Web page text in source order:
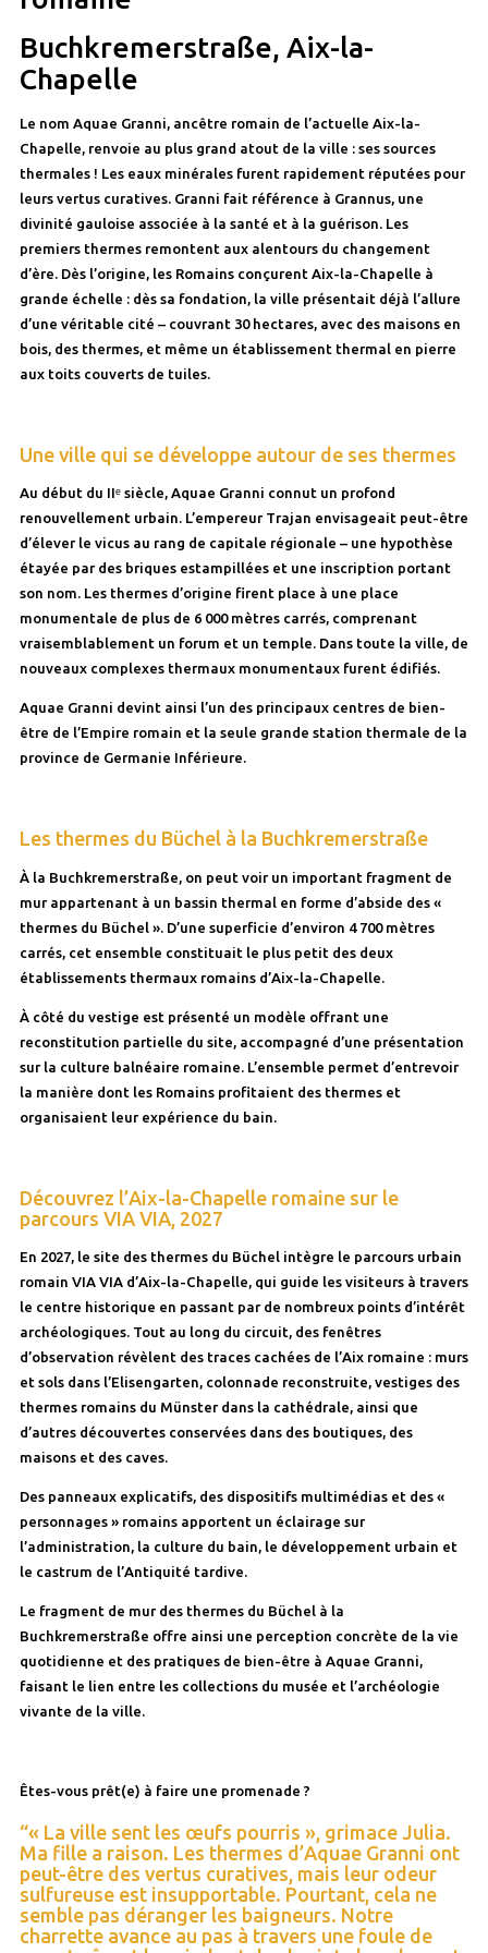
Buchkremerstraße, Aix-la-
Chapelle
Le nom Aquae Granni, ancêtre romain de l’actuelle Aix-la-
Chapelle, renvoie au plus grand atout de la ville : ses sources
thermales ! Les eaux minérales furent rapidement réputées pour
leurs vertus curatives. Granni fait référence à Grannus, une
divinité gauloise associée à la santé et à la guérison. Les
premiers thermes remontent aux alentours du changement
d’ère. Dès l’origine, les Romains conçurent Aix-la-Chapelle à
grande échelle : dès sa fondation, la ville présentait déjà l’allure
d’une véritable cité – couvrant 30 hectares, avec des maisons en
bois, des thermes, et même un établissement thermal en pierre
aux toits couverts de tuiles.
Une ville qui se développe autour de ses thermes
Au début du IIᵉ siècle, Aquae Granni connut un profond
renouvellement urbain. L’empereur Trajan envisageait peut-être
d’élever le vicus au rang de capitale régionale – une hypothèse
étayée par des briques estampillées et une inscription portant
son nom. Les thermes d’origine firent place à une place
monumentale de plus de 6 000 mètres carrés, comprenant
vraisemblablement un forum et un temple. Dans toute la ville, de
nouveaux complexes thermaux monumentaux furent édifiés.
Aquae Granni devint ainsi l’un des principaux centres de bien-
être de l’Empire romain et la seule grande station thermale de la
province de Germanie Inférieure.
Les thermes du Büchel à la Buchkremerstraße
À la Buchkremerstraße, on peut voir un important fragment de
mur appartenant à un bassin thermal en forme d’abside des «
thermes du Büchel ». D’une superficie d’environ 4 700 mètres
carrés, cet ensemble constituait le plus petit des deux
établissements thermaux romains d’Aix-la-Chapelle.
À côté du vestige est présenté un modèle offrant une
reconstitution partielle du site, accompagné d’une présentation
sur la culture balnéaire romaine. L’ensemble permet d’entrevoir
la manière dont les Romains profitaient des thermes et
organisaient leur expérience du bain.
Découvrez l’Aix-la-Chapelle romaine sur le
parcours VIA VIA, 2027
En 2027, le site des thermes du Büchel intègre le parcours urbain
romain VIA VIA d’Aix-la-Chapelle, qui guide les visiteurs à travers
le centre historique en passant par de nombreux points d’intérêt
archéologiques. Tout au long du circuit, des fenêtres
d’observation révèlent des traces cachées de l’Aix romaine : murs
et sols dans l’Elisengarten, colonnade reconstruite, vestiges des
thermes romains du Münster dans la cathédrale, ainsi que
d’autres découvertes conservées dans des boutiques, des
maisons et des caves.
Des panneaux explicatifs, des dispositifs multimédias et des «
personnages » romains apportent un éclairage sur
l’administration, la culture du bain, le développement urbain et
le castrum de l’Antiquité tardive.
Le fragment de mur des thermes du Büchel à la
Buchkremerstraße offre ainsi une perception concrète de la vie
quotidienne et des pratiques de bien-être à Aquae Granni,
faisant le lien entre les collections du musée et l’archéologie
vivante de la ville.
Êtes-vous prêt(e) à faire une promenade ?
“« La ville sent les œufs pourris », grimace Julia.
Ma fille a raison. Les thermes d’Aquae Granni ont
peut-être des vertus curatives, mais leur odeur
sulfureuse est insupportable. Pourtant, cela ne
semble pas déranger les baigneurs. Notre
charrette avance au pas à travers une foule de